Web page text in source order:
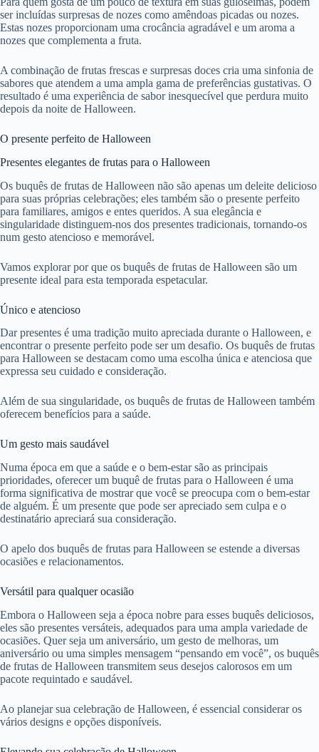
ser incluídas surpresas de nozes como amêndoas picadas ou nozes.
Estas nozes proporcionam uma crocância agradável e um aroma a
nozes que complementa a fruta.
A combinação de frutas frescas e surpresas doces cria uma sinfonia de
sabores que atendem a uma ampla gama de preferências gustativas. O
resultado é uma experiência de sabor inesquecível que perdura muito
depois da noite de Halloween.
O presente perfeito de Halloween
Presentes elegantes de frutas para o Halloween
Os buquês de frutas de Halloween não são apenas um deleite delicioso
para suas próprias celebrações; eles também são o presente perfeito
para familiares, amigos e entes queridos. A sua elegância e
singularidade distinguem-nos dos presentes tradicionais, tornando-os
num gesto atencioso e memorável.
Vamos explorar por que os buquês de frutas de Halloween são um
presente ideal para esta temporada espetacular.
Único e atencioso
Dar presentes é uma tradição muito apreciada durante o Halloween, e
encontrar o presente perfeito pode ser um desafio. Os buquês de frutas
para Halloween se destacam como uma escolha única e atenciosa que
expressa seu cuidado e consideração.
Além de sua singularidade, os buquês de frutas de Halloween também
oferecem benefícios para a saúde.
Um gesto mais saudável
Numa época em que a saúde e o bem-estar são as principais
prioridades, oferecer um buquê de frutas para o Halloween é uma
forma significativa de mostrar que você se preocupa com o bem-estar
de alguém. É um presente que pode ser apreciado sem culpa e o
destinatário apreciará sua consideração.
O apelo dos buquês de frutas para Halloween se estende a diversas
ocasiões e relacionamentos.
Versátil para qualquer ocasião
Embora o Halloween seja a época nobre para esses buquês deliciosos,
eles são presentes versáteis, adequados para uma ampla variedade de
ocasiões. Quer seja um aniversário, um gesto de melhoras, um
aniversário ou uma simples mensagem “pensando em você”, os buquês
de frutas de Halloween transmitem seus desejos calorosos em um
pacote requintado e saudável.
Ao planejar sua celebração de Halloween, é essencial considerar os
vários designs e opções disponíveis.